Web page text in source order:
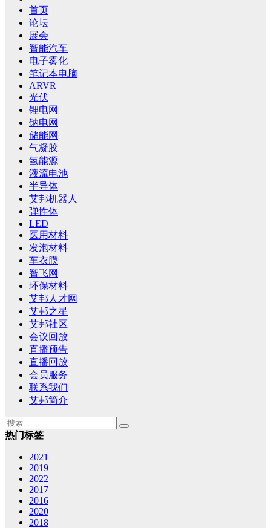
首页
论坛
展会
智能汽车
电子雾化
笔记本电脑
ARVR
光伏
锂电网
钠电网
储能网
气凝胶
氢能源
液流电池
半导体
艾邦机器人
弹性体
LED
医用材料
发泡材料
车衣膜
智飞网
环保材料
艾邦人才网
艾邦之星
艾邦社区
会议回放
直播预告
直播回放
会员服务
联系我们
艾邦简介
热门标签
2021
2019
2022
2017
2016
2020
2018